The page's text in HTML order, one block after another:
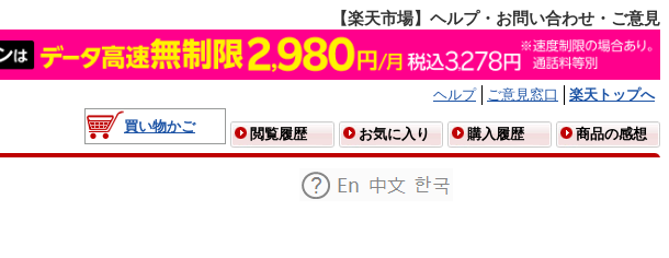
【楽天市場】ヘルプ・お問い合わせ・ご意見
ヘルプ ご意見窓口
楽天トップへ
買い物かご
閲覧履歴 お気に入り 購入履歴 商品の感想